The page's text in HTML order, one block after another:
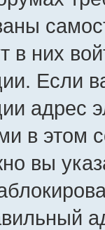
в них
Если
адрес
в этом
вы